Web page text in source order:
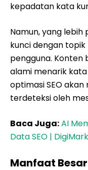
kepadatan kata
Namun, yang lebih
kunci dengan
pengguna. Konten
alami menarik
optimasi SEO
terdeteksi oleh
Baca Juga:AI
Data SEO |
Manfaat